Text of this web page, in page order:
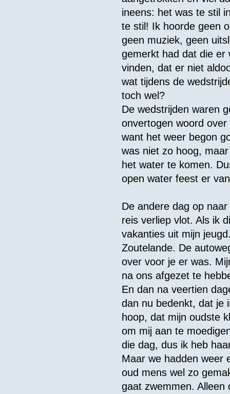
ineens: het was te stil
te stil! Ik hoorde geen
geen muziek, geen
gemerkt had dat die er
vinden, dat er niet
wat tijdens de
toch wel?
De wedstrijden waren
onvertogen woord
want het weer begon
was niet zo hoog,
het water te komen.
open water feest er
De andere dag op
reis verliep vlot. Als ik
vakanties uit mijn
Zoutelande. De
over voor je er was.
na ons afgezet te
En dan na veertien
dan nu bedenkt, dat je
hoop, dat mijn oudste
om mij aan te
die dag, dus ik heb
Maar we hadden weer
oud mens wel zo
gaat zwemmen. Alleen